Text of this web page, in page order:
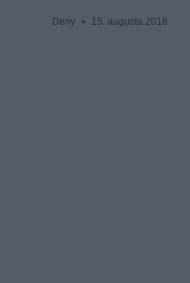
Deny 15. augusta 2018